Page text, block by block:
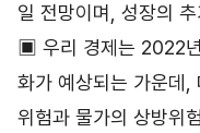
일 전망이며, 성장의
▣ 우리 경제는 2022
화가 예상되는 가운데,
위험과 물가의 상방위